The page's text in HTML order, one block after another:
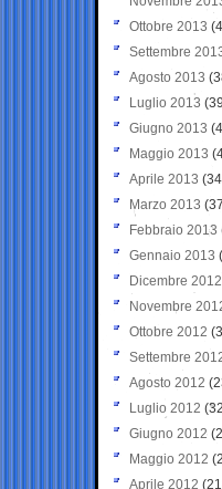
Ottobre 2013
Settembre
Agosto 2013
Luglio 2013
Giugno 2013
Maggio 2013
Aprile 2013
Marzo 2013
Febbraio 2013
Gennaio 2013
Dicembre 2012
Novembre
Ottobre 2012
Settembre
Agosto 2012
Luglio 2012
Giugno 2012
Maggio 2012
Aprile 2012